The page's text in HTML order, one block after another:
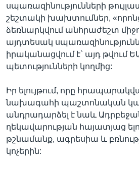
սպառազինությունների
շեշտակի խախտումներ, «որոնց
ձեռնարկվում անհրաժեշտ
այդտեսակ
իրականացվում է` այդ թվում
պետությունների կողմից:
Իր ելույթում, որը
նախագահի պաշտոնական
անդրադարձել է նաև
ղեկավարության հայատյաց
թշնամանք, ագրեսիա և
կոչերին: